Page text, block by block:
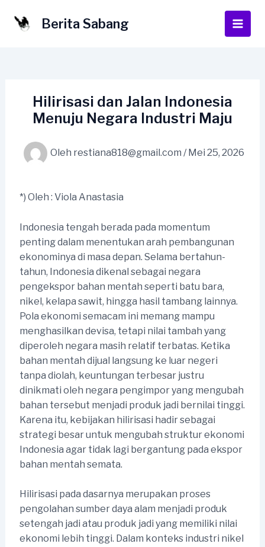
Berita Sabang
Main
Hilirisasi dan Jalan Indonesia
Menuju Negara Industri Maju
Oleh restiana818@gmail.com / Mei 25, 2026
*) Oleh : Viola Anastasia
Indonesia tengah berada pada momentum
penting dalam menentukan arah pembangunan
ekonominya di masa depan. Selama bertahun-
tahun, Indonesia dikenal sebagai negara
pengekspor bahan mentah seperti batu bara,
nikel, kelapa sawit, hingga hasil tambang lainnya.
Pola ekonomi semacam ini memang mampu
menghasilkan devisa, tetapi nilai tambah yang
diperoleh negara masih relatif terbatas. Ketika
bahan mentah dijual langsung ke luar negeri
tanpa diolah, keuntungan terbesar justru
dinikmati oleh negara pengimpor yang mengubah
bahan tersebut menjadi produk jadi bernilai tinggi.
Karena itu, kebijakan hilirisasi hadir sebagai
strategi besar untuk mengubah struktur ekonomi
Indonesia agar tidak lagi bergantung pada ekspor
bahan mentah semata.
Hilirisasi pada dasarnya merupakan proses
pengolahan sumber daya alam menjadi produk
setengah jadi atau produk jadi yang memiliki nilai
ekonomi lebih tinggi. Dalam konteks industri nikel